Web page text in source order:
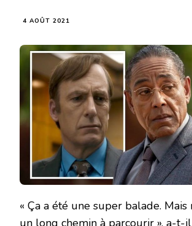
4 AOÛT 2021
« Ça a été une super balade. Mais
un long chemin à parcourir », a-t-